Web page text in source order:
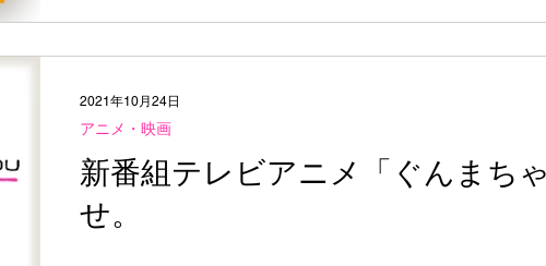
新番組テレビアニメ「ぐんまち
せ。
アニメ・映画
2021年10月24日